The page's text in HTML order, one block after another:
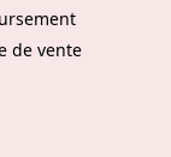
de vente